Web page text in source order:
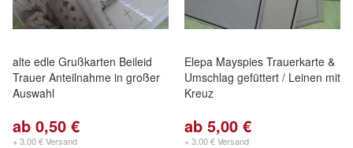
alte edle Grußkarten Beileid
Trauer Anteilnahme in großer
Auswahl
ab 0,50 €
+ 3,00 € Versand
Elepa Mayspies Trauerkarte &
Umschlag gefüttert / Leinen mit
Kreuz
ab 5,00 €
+ 3,00 € Versand